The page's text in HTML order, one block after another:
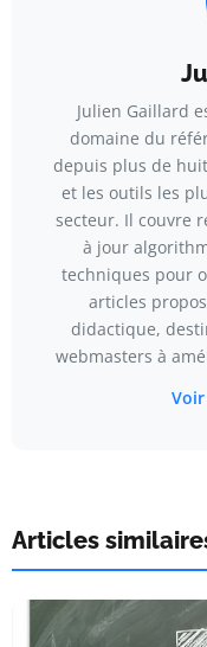
Julien Gaillard
domaine du
depuis plus de
et les outils les
secteur. Il couvre
à jour
techniques pour
articles
didactique,
webmasters à
Articles